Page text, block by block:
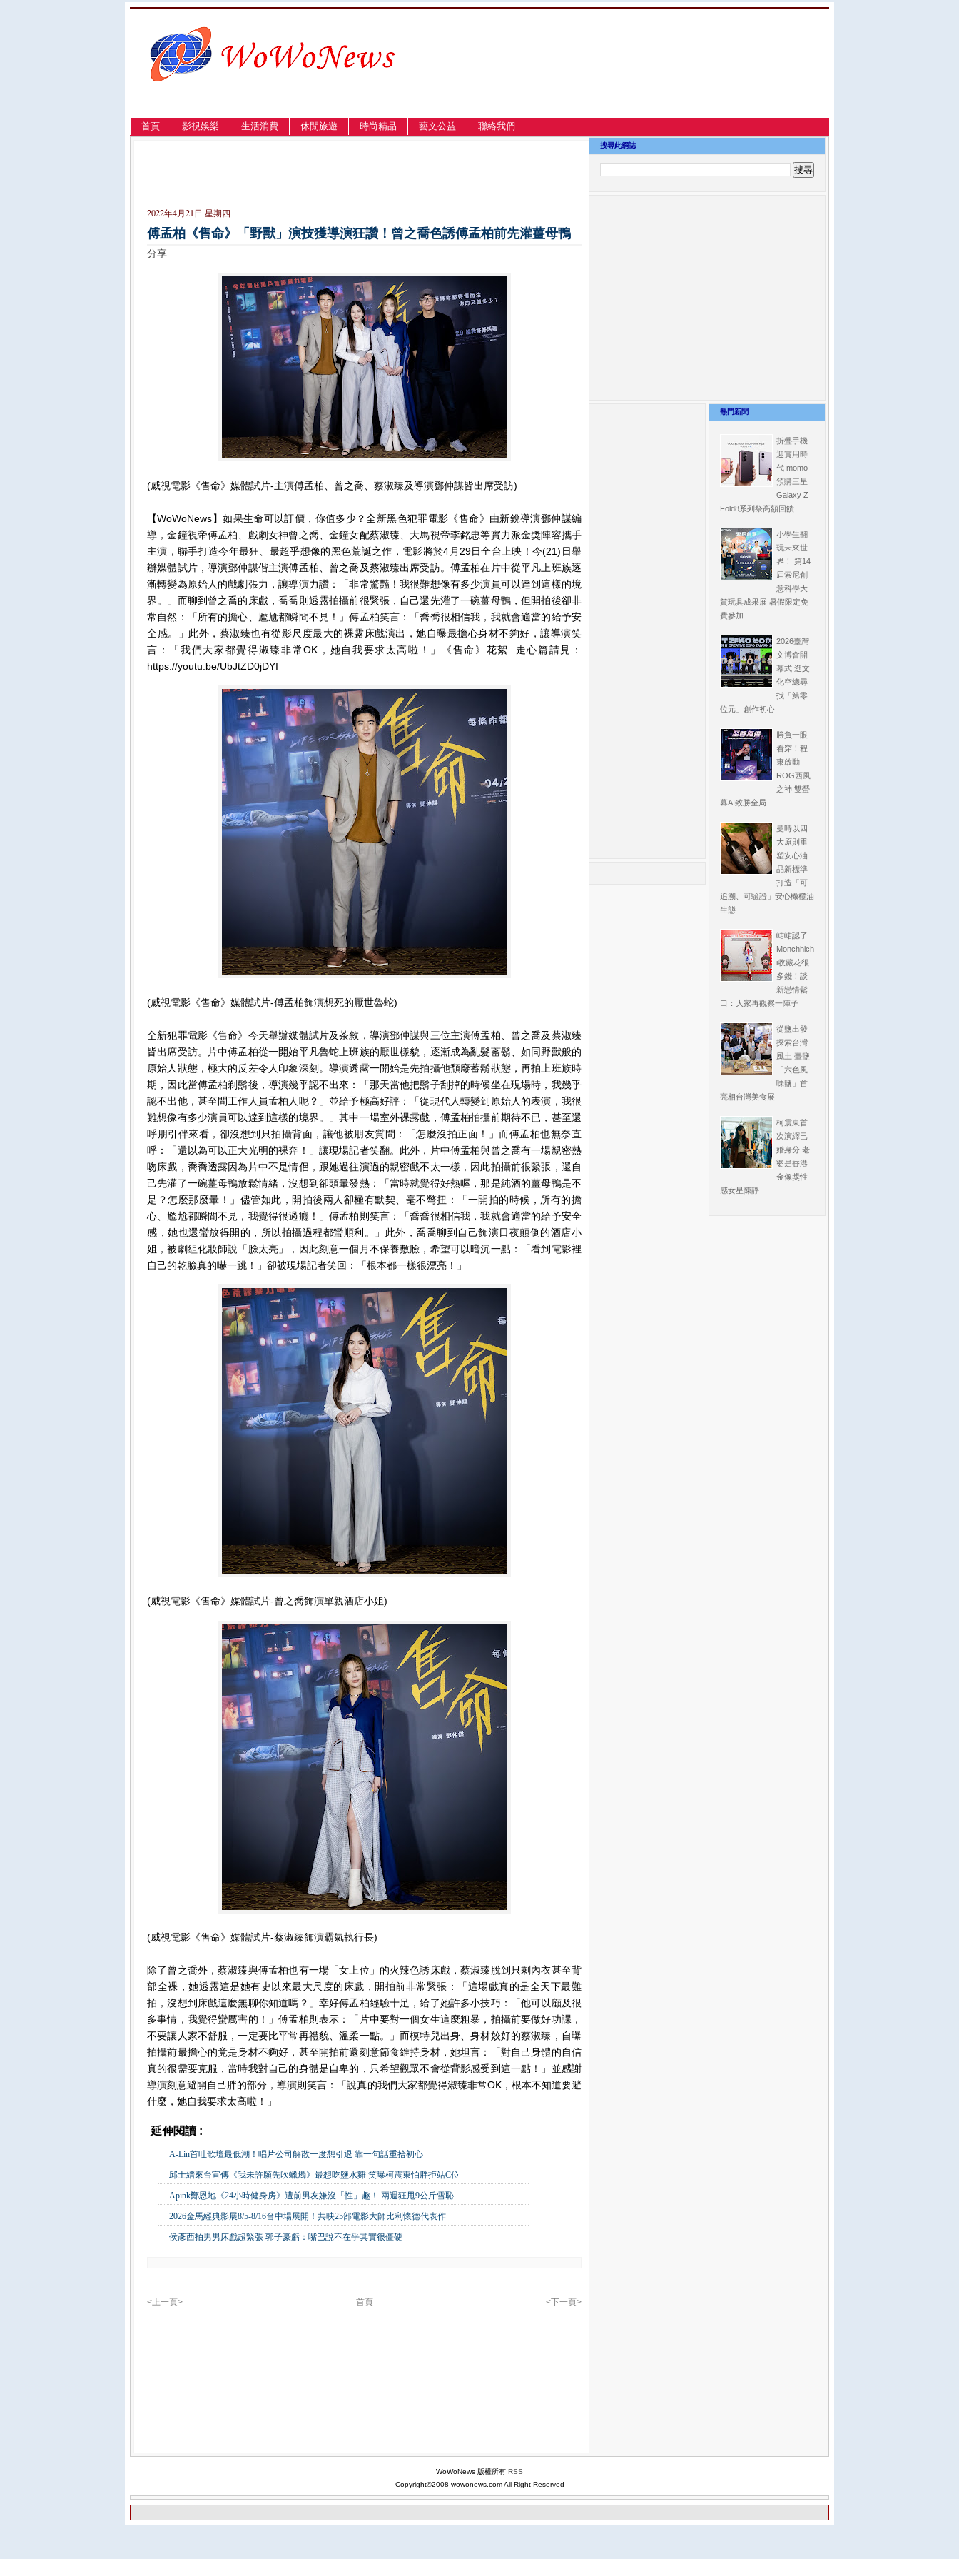
首頁 影視娛樂 生活消費 休閒旅遊 時尚精品 藝文公益 聯絡我們
2022年4月21日 星期四
傅孟柏《售命》「野獸」演技獲導演狂讚！曾之喬色誘傅孟柏前先灌薑母鴨
分享
(威視電影《售命》媒體試片-主演傅孟柏、曾之喬、蔡淑臻及導演鄧仲謀皆出席受訪)
【WoWoNews】如果生命可以訂價，你值多少？全新黑色犯罪電影《售命》由新銳導演鄧仲謀編
導，金鐘視帝傅孟柏、戲劇女神曾之喬、金鐘女配蔡淑臻、大馬視帝李銘忠等實力派金獎陣容攜手
主演，聯手打造今年最狂、最超乎想像的黑色荒誕之作，電影將於4月29日全台上映！今(21)日舉
辦媒體試片，導演鄧仲謀偕主演傅孟柏、曾之喬及蔡淑臻出席受訪。傅孟柏在片中從平凡上班族逐
漸轉變為原始人的戲劇張力，讓導演力讚：「非常驚豔！我很難想像有多少演員可以達到這樣的境
界。」而聊到曾之喬的床戲，喬喬則透露拍攝前很緊張，自己還先灌了一碗薑母鴨，但開拍後卻非
常自然：「所有的擔心、尷尬都瞬間不見！」傅孟柏笑言：「喬喬很相信我，我就會適當的給予安
全感。」此外，蔡淑臻也有從影尺度最大的裸露床戲演出，她自曝最擔心身材不夠好，讓導演笑
言：「我們大家都覺得淑臻非常OK，她自我要求太高啦！」《售命》花絮_走心篇請見：
https://youtu.be/UbJtZD0jDYI
(威視電影《售命》媒體試片-傅孟柏飾演想死的厭世魯蛇)
全新犯罪電影《售命》今天舉辦媒體試片及茶敘，導演鄧仲謀與三位主演傅孟柏、曾之喬及蔡淑臻
皆出席受訪。片中傅孟柏從一開始平凡魯蛇上班族的厭世樣貌，逐漸成為亂髮蓄鬍、如同野獸般的
原始人狀態，極大的反差令人印象深刻。導演透露一開始是先拍攝他頹廢蓄鬍狀態，再拍上班族時
期，因此當傅孟柏剃鬍後，導演幾乎認不出來：「那天當他把鬍子刮掉的時候坐在現場時，我幾乎
認不出他，甚至問工作人員孟柏人呢？」並給予極高好評：「從現代人轉變到原始人的表演，我很
難想像有多少演員可以達到這樣的境界。」其中一場室外裸露戲，傅孟柏拍攝前期待不已，甚至還
呼朋引伴來看，卻沒想到只拍攝背面，讓他被朋友質問：「怎麼沒拍正面！」而傅孟柏也無奈直
呼：「還以為可以正大光明的裸奔！」讓現場記者笑翻。此外，片中傅孟柏與曾之喬有一場親密熱
吻床戲，喬喬透露因為片中不是情侶，跟她過往演過的親密戲不太一樣，因此拍攝前很緊張，還自
己先灌了一碗薑母鴨放鬆情緒，沒想到卻頭暈發熱：「當時就覺得好熱喔，那是純酒的薑母鴨是不
是？怎麼那麼暈！」儘管如此，開拍後兩人卻極有默契、毫不彆扭：「一開拍的時候，所有的擔
心、尷尬都瞬間不見，我覺得很過癮！」傅孟柏則笑言：「喬喬很相信我，我就會適當的給予安全
感，她也還蠻放得開的，所以拍攝過程都蠻順利。」此外，喬喬聊到自己飾演日夜顛倒的酒店小
姐，被劇組化妝師說「臉太亮」，因此刻意一個月不保養敷臉，希望可以暗沉一點：「看到電影裡
自己的乾臉真的嚇一跳！」卻被現場記者笑回：「根本都一樣很漂亮！」
(威視電影《售命》媒體試片-曾之喬飾演單親酒店小姐)
(威視電影《售命》媒體試片-蔡淑臻飾演霸氣執行長)
除了曾之喬外，蔡淑臻與傅孟柏也有一場「女上位」的火辣色誘床戲，蔡淑臻脫到只剩內衣甚至背
部全裸，她透露這是她有史以來最大尺度的床戲，開拍前非常緊張：「這場戲真的是全天下最難
拍，沒想到床戲這麼無聊你知道嗎？」幸好傅孟柏經驗十足，給了她許多小技巧：「他可以顧及很
多事情，我覺得蠻厲害的！」傅孟柏則表示：「片中要對一個女生這麼粗暴，拍攝前要做好功課，
不要讓人家不舒服，一定要比平常再禮貌、溫柔一點。」而模特兒出身、身材姣好的蔡淑臻，自曝
拍攝前最擔心的竟是身材不夠好，甚至開拍前還刻意節食維持身材，她坦言：「對自己身體的自信
真的很需要克服，當時我對自己的身體是自卑的，只希望觀眾不會從背影感受到這一點！」並感謝
導演刻意避開自己胖的部分，導演則笑言：「說真的我們大家都覺得淑臻非常OK，根本不知道要避
什麼，她自我要求太高啦！」
延伸閱讀 :
A-Lin首吐歌壇最低潮！唱片公司解散一度想引退 靠一句話重拾初心
邱士縉來台宣傳《我未許願先吹蠟燭》最想吃鹽水雞 笑曝柯震東怕胖拒站C位
Apink鄭恩地《24小時健身房》遭前男友嫌沒「性」趣！ 兩週狂甩9公斤雪恥
2026金馬經典影展8/5-8/16台中場展開！共映25部電影大師比利懷德代表作
侯彥西拍男男床戲超緊張 郭子豪虧：嘴巴說不在乎其實很僵硬
<上一頁> <下一頁>
首頁
搜尋此網誌
熱門新聞
折疊手機
迎實用時
代 momo
預購三星
Galaxy Z
Fold8系列祭高額回饋
小學生翻
玩未來世
界！ 第14
屆索尼創
意科學大
賞玩具成果展 暑假限定免
費參加
2026臺灣
文博會開
幕式 逛文
化空總尋
找「第零
位元」創作初心
勝負一眼
看穿！程
東啟動
ROG西風
之神 雙螢
幕AI致勝全局
曼時以四
大原則重
塑安心油
品新標準
打造「可
追溯、可驗證」安心橄欖油
生態
峮峮認了
Monchhich
i收藏花很
多錢！談
新戀情鬆
口：大家再觀察一陣子
從鹽出發
探索台灣
風土 臺鹽
「六色風
味鹽」首
亮相台灣美食展
柯震東首
次演繹已
婚身分 老
婆是香港
金像獎性
感女星陳靜
WoWoNews 版權所有 RSS
Copyright©2008 wowonews.com All Right Reserved